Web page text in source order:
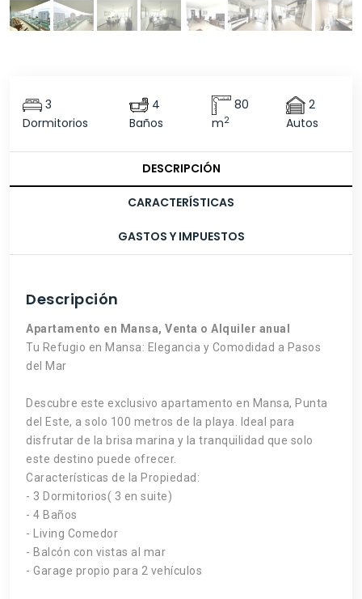
3
Dormitorios
4
Baños
80
m2
2
Autos
DESCRIPCIÓN
CARACTERÍSTICAS
GASTOS Y IMPUESTOS
Descripción
Apartamento en Mansa, Venta o Alquiler anual
Tu Refugio en Mansa: Elegancia y Comodidad a Pasos
del Mar
Descubre este exclusivo apartamento en Mansa, Punta
del Este, a solo 100 metros de la playa. Ideal para
disfrutar de la brisa marina y la tranquilidad que solo
este destino puede ofrecer.
Características de la Propiedad:
- 3 Dormitorios( 3 en suite)
- 4 Baños
- Living Comedor
- Balcón con vistas al mar
- Garage propio para 2 vehículos